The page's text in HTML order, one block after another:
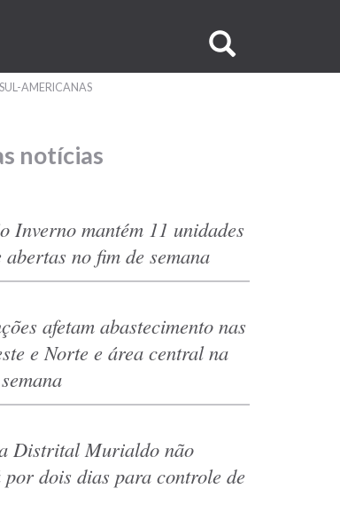
no
AMERICANAS
notícias
Inverno mantém 11 unidades
abertas no fim de semana
afetam abastecimento nas
e Norte e área central na
Distrital Murialdo não
por dois dias para controle de